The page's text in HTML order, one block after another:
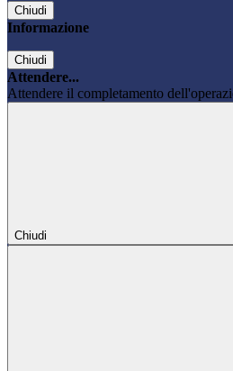
Chiudi
Informazione
Chiudi
Attendere...
Attendere il completamento
Chiudi